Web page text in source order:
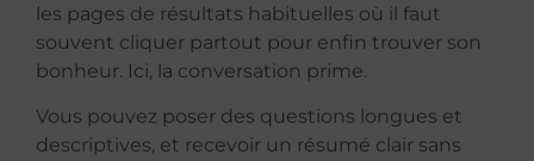
les pages de résultats habituelles où il faut
souvent cliquer partout pour enfin trouver son
bonheur. Ici, la conversation prime.
Vous pouvez poser des questions longues et
descriptives, et recevoir un résumé clair sans